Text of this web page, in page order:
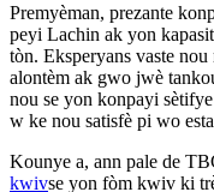
Premyèman, prezante
peyi Lachin ak yon
tòn. Eksperyans vaste
alontèm ak gwo jwè
nou se yon konpayi
w ke nou satisfè pi wo
Kounye a, ann pale de
kwivse yon fòm kwiv ki